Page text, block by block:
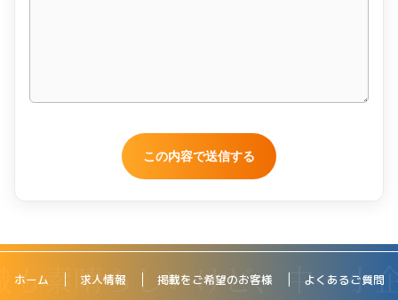
ホーム 求人情報 掲載をご希望のお客様 よくあるご質問